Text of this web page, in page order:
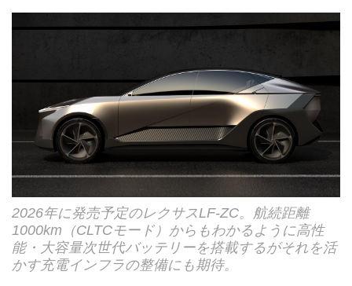
2026年に発売予定のレクサスLF-ZC。航続距離
1000km（CLTCモード）からもわかるように高性
能・大容量次世代バッテリーを搭載するがそれを活
かす充電インフラの整備にも期待。